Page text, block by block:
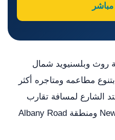
روث وبلسنيويد شمال
مطاعمه ومتاجره أكثر
الشارع لمسافة تقارب
كيلومترا واحدا بين Newport Road ومنطقة Albany Road